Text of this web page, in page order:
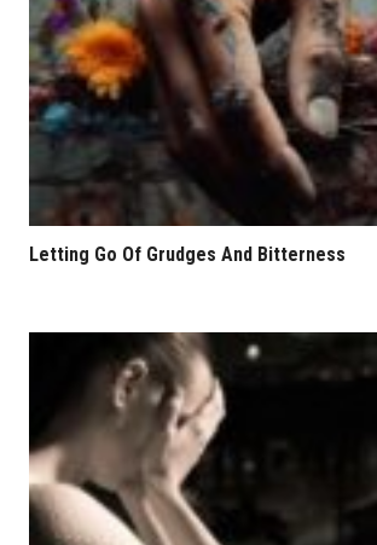
Letting Go Of Grudges And Bitterness